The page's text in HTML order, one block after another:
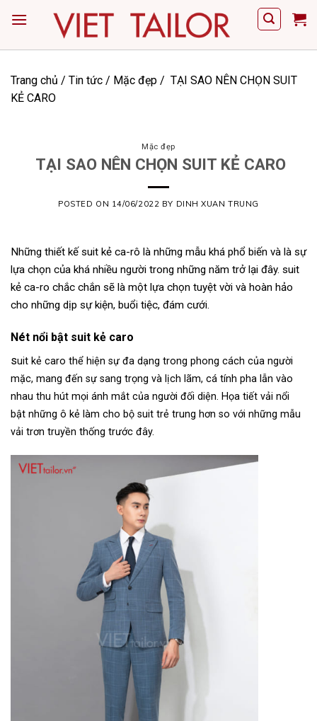
Trang chủ / Tin tức / Mặc đẹp / TẠI SAO NÊN CHỌN SUIT
KẺ CARO
Mặc đẹp
TẠI SAO NÊN CHỌN SUIT KẺ CARO
POSTED ON 14/06/2022 BY DINH XUAN TRUNG
Những thiết kế suit kẻ ca-rô là những mẫu khá phổ biến và là sự
lựa chọn của khá nhiều người trong những năm trở lại đây. suit
kẻ ca-ro chắc chắn sẽ là một lựa chọn tuyệt vời và hoàn hảo
cho những dịp sự kiện, buổi tiệc, đám cưới.
Nét nổi bật suit kẻ caro
suit kẻ caro thể hiện sự đa dạng trong phong cách của người
mặc, mang đến sự sang trọng và lịch lãm, cá tính pha lẫn vào
nhau thu hút mọi ánh mắt của người đối diện. Họa tiết vải nổi
bật những ô kẻ làm cho bộ suit trẻ trung hơn so với những mẫu
vải trơn truyền thống trước đây.